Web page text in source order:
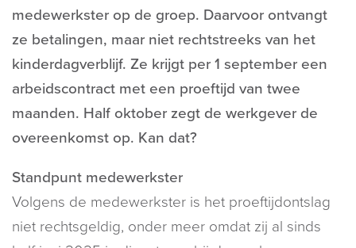
medewerkster op de groep. Daarvoor ontvangt
ze betalingen, maar niet rechtstreeks van het
kinderdagverblijf. Ze krijgt per 1 september een
arbeidscontract met een proeftijd van twee
maanden. Half oktober zegt de werkgever de
overeenkomst op. Kan dat?
Standpunt medewerkster
Volgens de medewerkster is het proeftijdontslag
niet rechtsgeldig, onder meer omdat zij al sinds